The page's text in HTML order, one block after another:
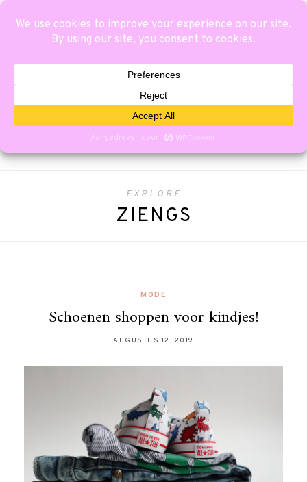
EXPLORE
ZIENGS
MODE
Schoenen shoppen voor kindjes!
AUGUSTUS 12, 2019